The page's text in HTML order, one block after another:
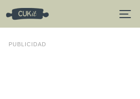
PUBLICIDAD